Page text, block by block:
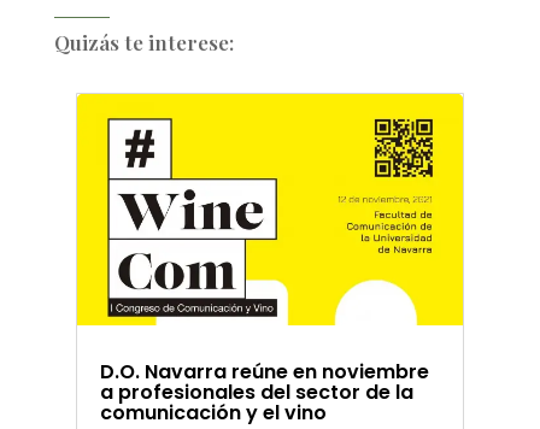
Quizás te interese:
D.O. Navarra reúne en noviembre
a profesionales del sector de la
comunicación y el vino